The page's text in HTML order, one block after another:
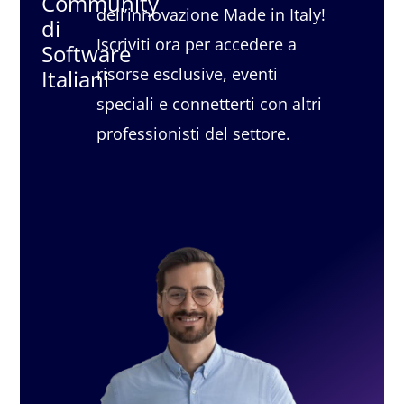
ma introduce nuovi modi di lavorare e
Per la sessione le 4 domande a razzo 🚀
Miglior consiglio che ti hanno dato.
fondo per capire davvero cosa è successo e
perché. Quando si riesce a comprendere
completamente una situazione, diventa
molto più facile migliorare i processi.
Libro che stai leggendo “Gödel, Escher,
Un libro che mette insieme arte,
di
Software
Italiani
dell’innovazione Made in Italy!
Iscriviti ora per accedere a
risorse esclusive, eventi
speciali e connetterti con altri
professionisti del settore.